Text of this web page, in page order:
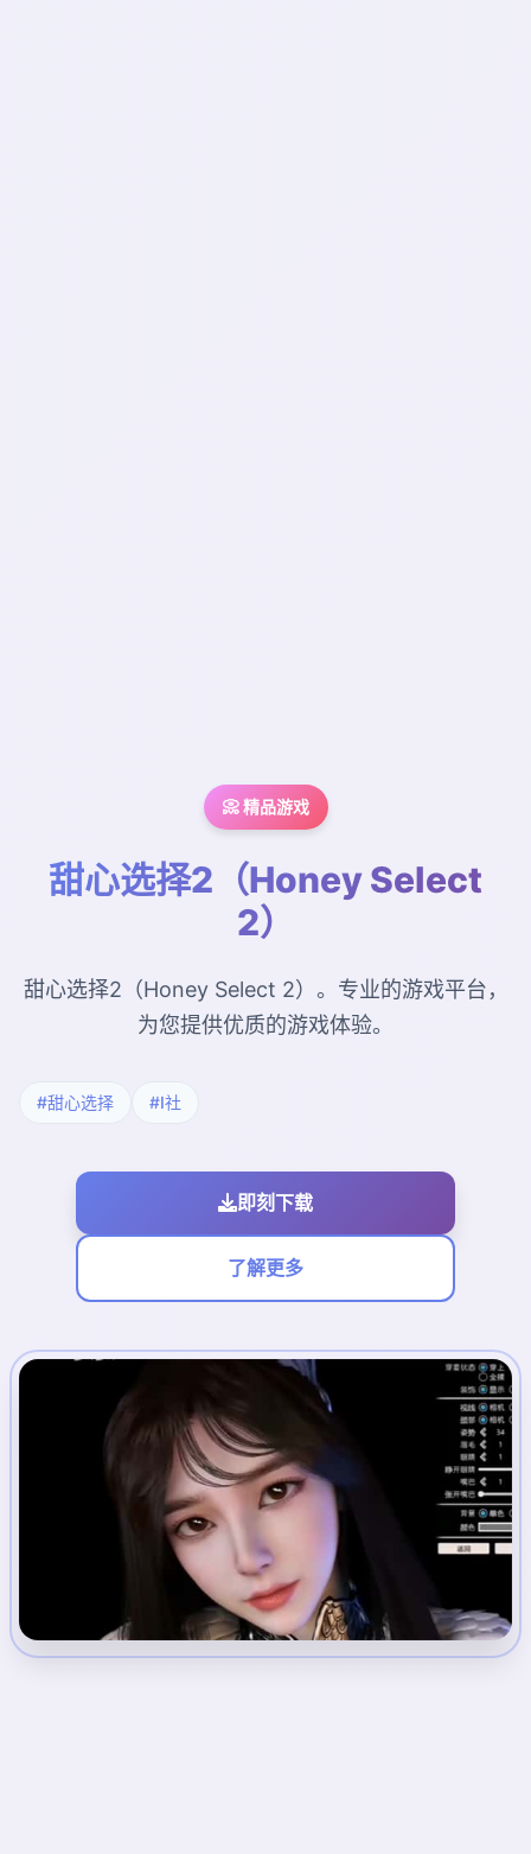
📀 精品游戏
甜心选择2（Honey Select
2）
甜心选择2（Honey Select 2）。专业的游戏平台，
为您提供优质的游戏体验。
#甜心选择 #I社
即刻下载
了解更多